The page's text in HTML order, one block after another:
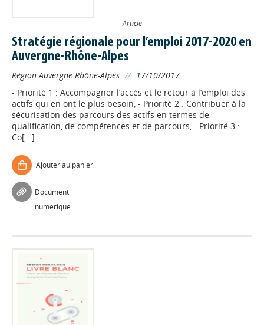
Article
Stratégie régionale pour l’emploi 2017-2020 en
Auvergne-Rhône-Alpes
Région Auvergne Rhône-Alpes // 17/10/2017
- Priorité 1 : Accompagner l’accès et le retour à l’emploi des
actifs qui en ont le plus besoin, - Priorité 2 : Contribuer à la
sécurisation des parcours des actifs en termes de
qualification, de compétences et de parcours, - Priorité 3 :
Co[...]
Ajouter au panier
Document
numérique